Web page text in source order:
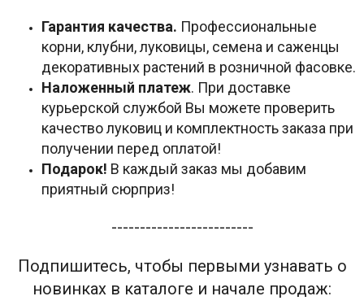
Гарантия качества. Профессиональные
корни, клубни, луковицы, семена и саженцы
декоративных растений в розничной фасовке.
Наложенный платеж. При доставке
курьерской службой Вы можете проверить
качество луковиц и комплектность заказа при
получении перед оплатой!
Подарок! В каждый заказ мы добавим
приятный сюрприз!
-------------------------
Подпишитесь, чтобы первыми узнавать о
новинках в каталоге и начале продаж: